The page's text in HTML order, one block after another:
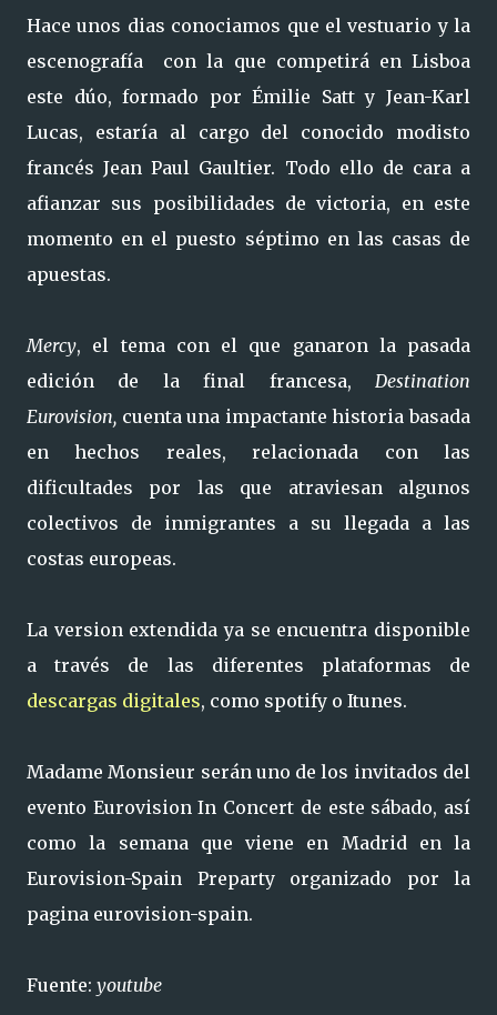
Hace unos dias conociamos que el vestuario y la
escenografía con la que competirá en Lisboa
este dúo, formado por Émilie Satt y Jean-Karl
Lucas, estaría al cargo del conocido modisto
francés Jean Paul Gaultier. Todo ello de cara a
afianzar sus posibilidades de victoria, en este
momento en el puesto séptimo en las casas de
apuestas.
Mercy, el tema con el que ganaron la pasada
edición de la final francesa, Destination
Eurovision, cuenta una impactante historia basada
en hechos reales, relacionada con las
dificultades por las que atraviesan algunos
colectivos de inmigrantes a su llegada a las
costas europeas.
La version extendida ya se encuentra disponible
a través de las diferentes plataformas de
descargas digitales, como spotify o Itunes.
Madame Monsieur serán uno de los invitados del
evento Eurovision In Concert de este sábado, así
como la semana que viene en Madrid en la
Eurovision-Spain Preparty organizado por la
pagina eurovision-spain.
Fuente: youtube